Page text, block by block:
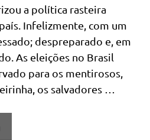
a política rasteira
Infelizmente, com um
despreparado e, em
As eleições no Brasil
para os mentirosos,
os salvadores …